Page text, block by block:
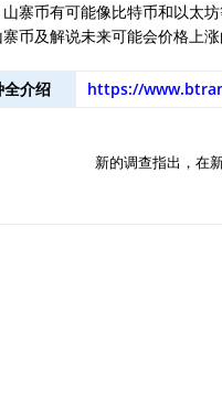
寨币有可能像比特币和以太
币及解说未来可能会价格上涨
全介绍 https://
新的调查指出，在